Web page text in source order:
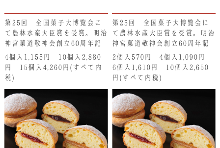
第25回 全国菓子大博覧会に
て農林水産大臣賞を受賞。明治
神宮菓道敬神会創立60周年記
念全国銘菓奉納式にてご奉納。
たっぷりの小豆と栗がまるごと
一粒入っています。
4個入1,155円 10個入2,880
円 15個入4,260円(すべて内
税)
第25回 全国菓子大博覧会に
て農林水産大臣賞を受賞。明治
神宮菓道敬神会創立60周年記
念全国銘菓奉納式にてご奉納。
たっぷりの小豆と栗がまるごと
一粒入っています。
2個入570円 4個入1,090円
6個入1,610円 10個入2,650
円(すべて内税)